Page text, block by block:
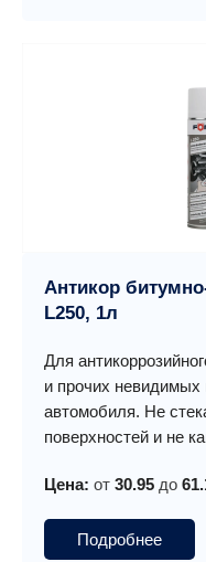
Антикор
L250, 1л
Для
и прочих невидимых
автомобиля. Не
поверхностей и не
Цена: от 30.95 до
Подробнее